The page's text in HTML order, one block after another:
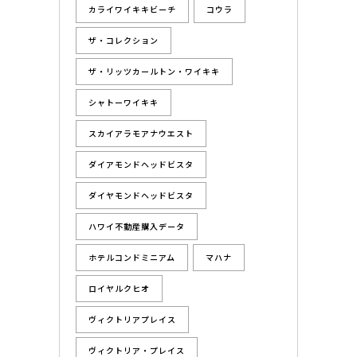
カライワイキキビーチ コウラ
ザ・コレクション
ザ・リッツカールトン・ワイキキ
シャトーワイキキ
スカイアラモアナウエスト
ダイアモンドヘッドビスタ
ダイヤモンドヘッドビスタ
ハワイ不動産購入データ
ホテルコンドミニアム マハナ
ロイヤルクヒオ
ヴィクトリアプレイス
ヴィクトリア・プレイス